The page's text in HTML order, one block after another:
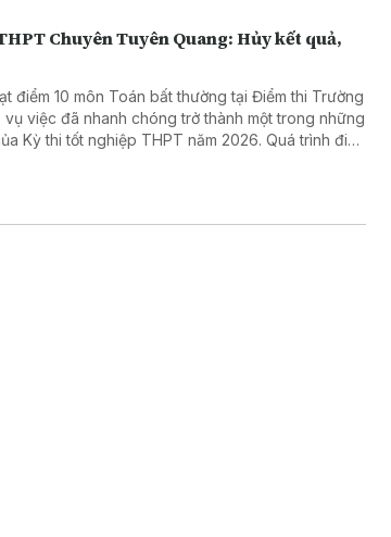
Chuyên Tuyên Quang: Hủy kết quả,
điểm 10 môn Toán bất thường tại Điểm thi Trường
việc đã nhanh chóng trở thành một trong những
Kỳ thi tốt nghiệp THPT năm 2026. Quá trình điều
thi lại tất cả các môn, đồng thời triển khai phương
quyền lợi của thí sinh và sự công bằng của kỳ